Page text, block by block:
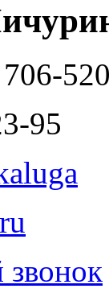
95
звонок